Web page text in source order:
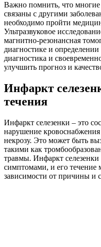
Важно помнить, что
связаны с другими
необходимо пройти
Ультразвуковое
магнитно-резонансная
диагностике и определении
диагностика и
улучшить прогноз и
Инфаркт
течения
Инфаркт селезенки – это
нарушение
некрозу. Это может быть
такими как
травмы. Инфаркт
симптомами, и его течение
зависимости от причины и